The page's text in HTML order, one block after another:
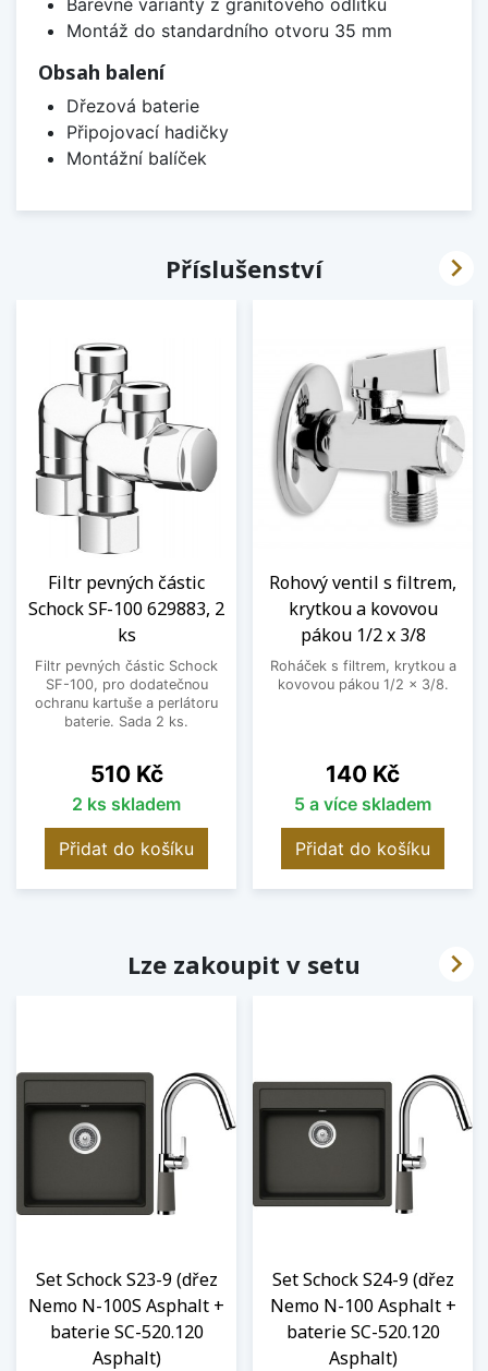
Montáž do standardního otvoru 35 mm
Obsah balení
Dřezová baterie
Připojovací hadičky
Montážní balíček
Příslušenství
Filtr pevných částic
Schock SF-100 629883, 2
ks
Filtr pevných částic Schock
SF-100, pro dodatečnou
ochranu kartuše a perlátoru
baterie. Sada 2 ks.
Cena
510 Kč
2 ks skladem
Přidat do košíku
Rohový ventil s filtrem,
krytkou a kovovou
pákou 1/2 x 3/8
Roháček s filtrem, krytkou a
kovovou pákou 1/2 x 3/8.
Cena
140 Kč
5 a více skladem
Přidat do košíku

Lze zakoupit v setu
Set Schock S23-9 (dřez
Nemo N-100S Asphalt +
baterie SC-520.120
Asphalt)
Set Schock S24-9 (dřez
Nemo N-100 Asphalt +
baterie SC-520.120
Asphalt)
